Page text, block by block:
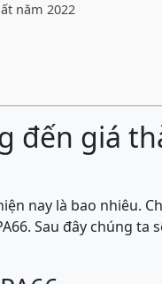
năm 2022
đến giá
nay là bao nhiêu.
Sau đây chúng ta